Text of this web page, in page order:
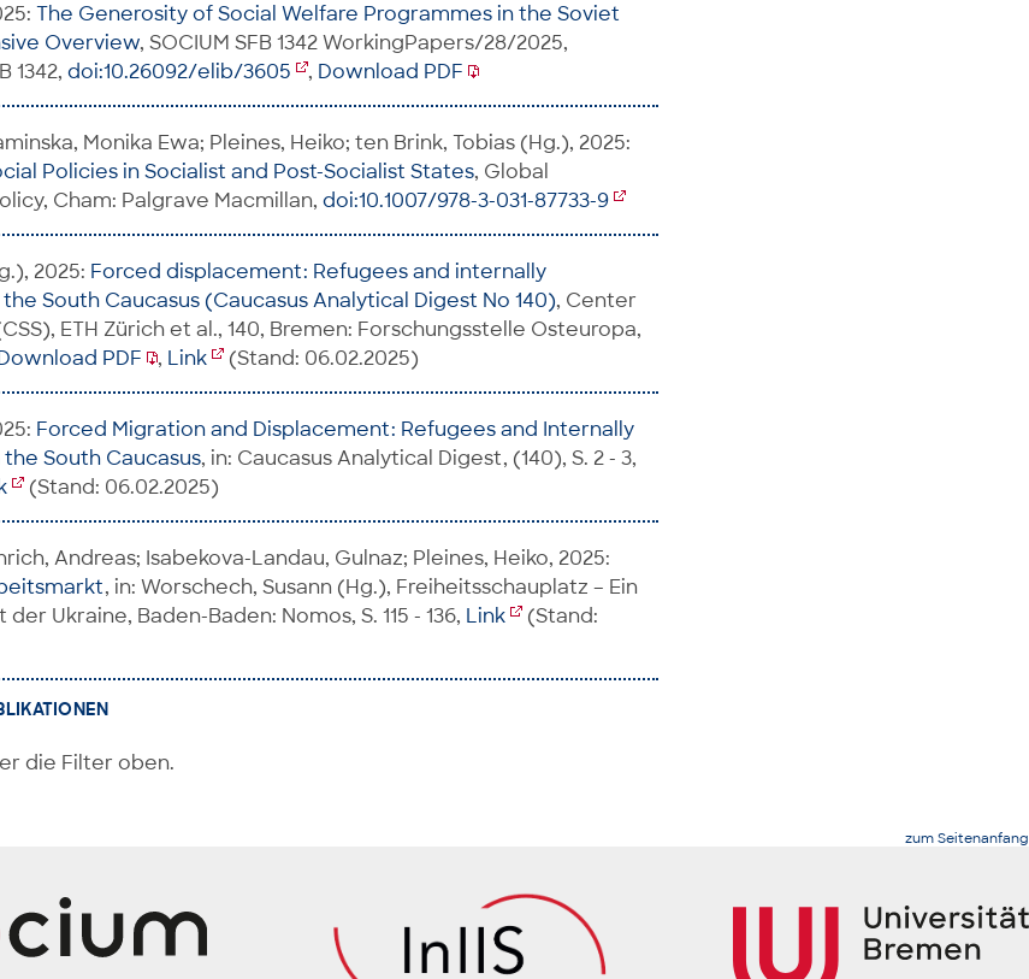
The Generosity of Social Welfare Programmes in the Soviet
Overview, SOCIUM SFB 1342 WorkingPapers/28/2025,
1342, doi:10.26092/elib/3605 , Download PDF
Monika Ewa; Pleines, Heiko; ten Brink, Tobias (Hg.), 2025:
Policies in Socialist and Post-Socialist States, Global
Cham: Palgrave Macmillan, doi:10.1007/978-3-031-87733-9
2025: Forced displacement: Refugees and internally
South Caucasus (Caucasus Analytical Digest No 140), Center
ETH Zürich et al., 140, Bremen: Forschungsstelle Osteuropa,
PDF , Link (Stand: 06.02.2025)
Forced Migration and Displacement: Refugees and Internally
South Caucasus, in: Caucasus Analytical Digest, (140), S. 2 - 3,
(Stand: 06.02.2025)
Andreas; Isabekova-Landau, Gulnaz; Pleines, Heiko, 2025:
, in: Worschech, Susann (Hg.), Freiheitsschauplatz – Ein
Ukraine, Baden-Baden: Nomos, S. 115 - 136, Link
(Stand:
die Filter oben.
zum Seitenanfang